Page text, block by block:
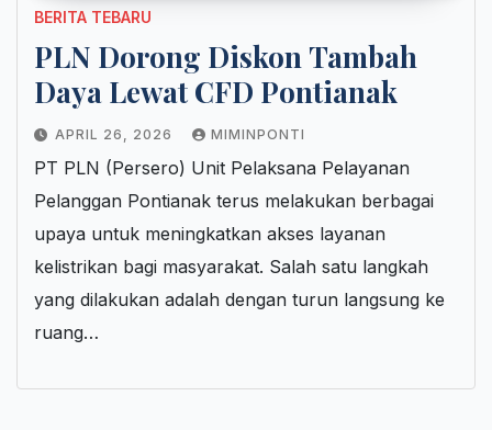
BERITA TEBARU
PLN Dorong Diskon Tambah
Daya Lewat CFD Pontianak
APRIL 26, 2026 MIMINPONTI
PT PLN (Persero) Unit Pelaksana Pelayanan
Pelanggan Pontianak terus melakukan berbagai
upaya untuk meningkatkan akses layanan
kelistrikan bagi masyarakat. Salah satu langkah
yang dilakukan adalah dengan turun langsung ke
ruang…